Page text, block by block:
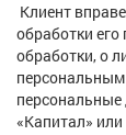
Клиент
обработки
обработки, о
«Капитал»